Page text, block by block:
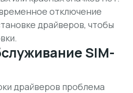
отключение
драйверов, чтобы
SIM-
драйверов проблема